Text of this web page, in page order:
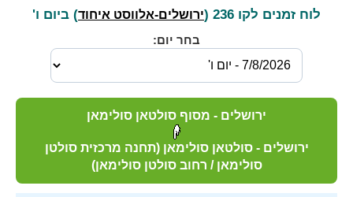
לוח זמנים לקו 236 ( ירושלים-אלווסט איחוד) ביום ו'
בחר יום:
ירושלים - מסוף סולטאן סולימאן
ירושלים - סולטאן סולימאן (תחנה מרכזית סולטן
סולימאן / רחוב סולטן סולימאן)